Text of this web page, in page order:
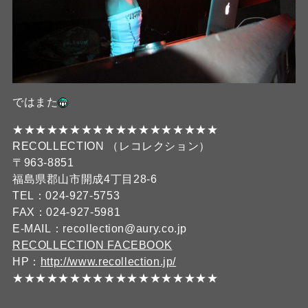
ではまた
★★★★★★★★★★★★★★★★★★
RECOLLECTION （レコレクション）
〒963-8851
福島県郡山市開成4丁目28-6
TEL：024-927-5753
FAX：024-927-5981
E-MAIL：recollection@aury.co.jp
RECOLLECTION FACEBOOK
HP： http://www.recollection.jp/
★★★★★★★★★★★★★★★★★★